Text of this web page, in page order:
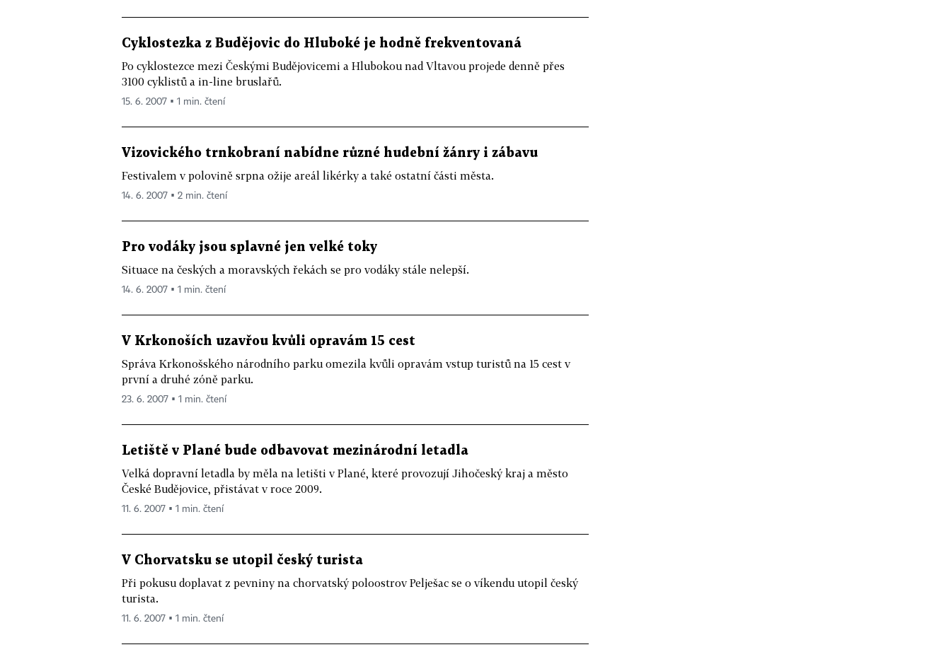
Cyklostezka z Budějovic do Hluboké je hodně frekventovaná
Po cyklostezce mezi Českými Budějovicemi a Hlubokou nad Vltavou projede denně přes
3100 cyklistů a in-line bruslařů.
15. 6. 2007 ▪ 1 min. čtení
Vizovického trnkobraní nabídne různé hudební žánry i zábavu
Festivalem v polovině srpna ožije areál likérky a také ostatní části města.
14. 6. 2007 ▪ 2 min. čtení
Pro vodáky jsou splavné jen velké toky
Situace na českých a moravských řekách se pro vodáky stále nelepší.
14. 6. 2007 ▪ 1 min. čtení
V Krkonoších uzavřou kvůli opravám 15 cest
Správa Krkonošského národního parku omezila kvůli opravám vstup turistů na 15 cest v
první a druhé zóně parku.
23. 6. 2007 ▪ 1 min. čtení
Letiště v Plané bude odbavovat mezinárodní letadla
Velká dopravní letadla by měla na letišti v Plané, které provozují Jihočeský kraj a město
České Budějovice, přistávat v roce 2009.
11. 6. 2007 ▪ 1 min. čtení
V Chorvatsku se utopil český turista
Při pokusu doplavat z pevniny na chorvatský poloostrov Pelješac se o víkendu utopil český
turista.
11. 6. 2007 ▪ 1 min. čtení